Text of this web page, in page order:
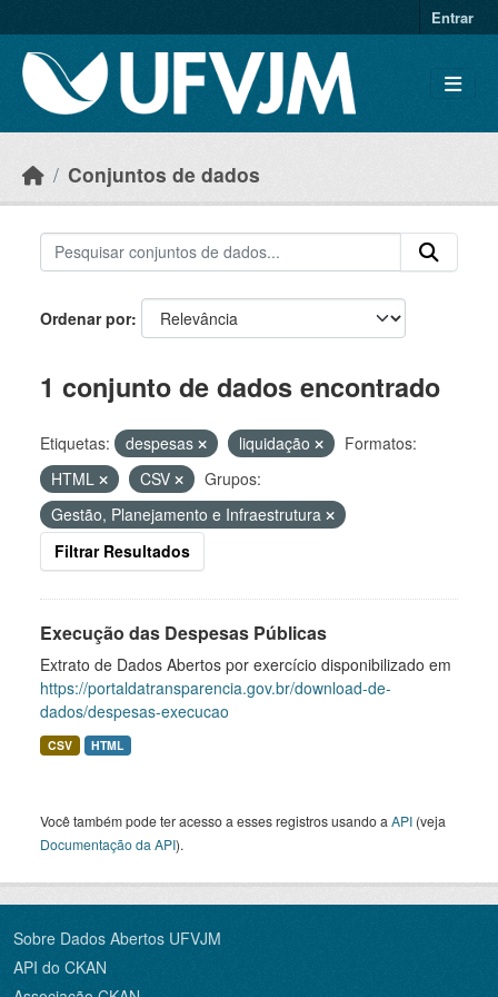
Entrar
Conjuntos de dados
Ordenar por
1 conjunto de dados encontrado
Etiquetas: despesas liquidação
Formatos:
HTML
CSV
Grupos:
Gestão, Planejamento e Infraestrutura
Filtrar Resultados
Execução das Despesas Públicas
Extrato de Dados Abertos por exercício disponibilizado em
https://portaldatransparencia.gov.br/download-de-
dados/despesas-execucao
CSV HTML
Você também pode ter acesso a esses registros usando a API (veja
Documentação da API).
Sobre Dados Abertos UFVJM
API do CKAN